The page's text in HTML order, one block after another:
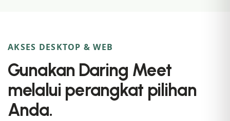
AKSES DESKTOP & WEB
Gunakan Daring Meet
melalui perangkat pilihan
Anda.